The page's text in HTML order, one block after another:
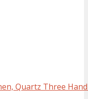
Quartz Three